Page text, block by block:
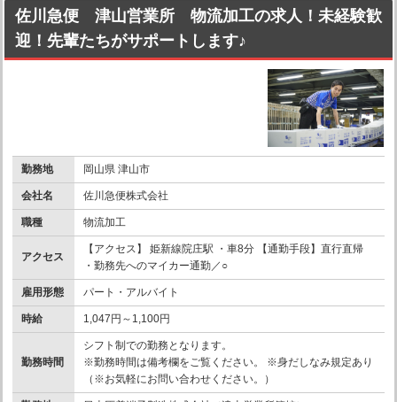
佐川急便 津山営業所 物流加工の求人！未経験歓
迎！先輩たちがサポートします♪
勤務地 岡山県 津山市
会社名 佐川急便株式会社
職種 物流加工
アクセス
【アクセス】 姫新線院庄駅 ・車8分 【通勤手段】直行直帰
・勤務先へのマイカー通勤／○
雇用形態 パート・アルバイト
時給 1,047円～1,100円
勤務時間
シフト制での勤務となります。
※勤務時間は備考欄をご覧ください。 ※身だしなみ規定あり
（※お気軽にお問い合わせください。）